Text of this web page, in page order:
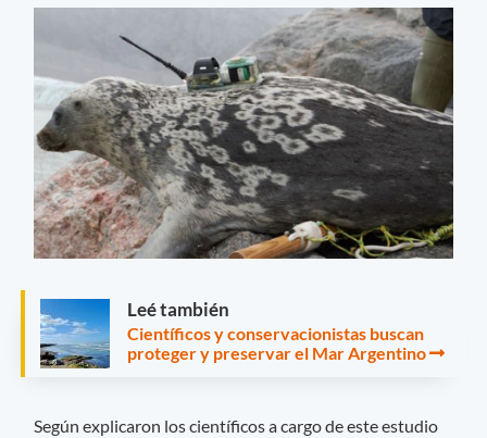
Leé también
Científicos y conservacionistas buscan
proteger y preservar el Mar Argentino
Según explicaron los científicos a cargo de este estudio